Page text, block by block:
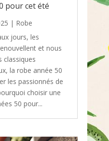
pour cet été
| Robe
jours, les
et nous
classiques
la robe année 50
les passionnés de
choisir une
50 pour...